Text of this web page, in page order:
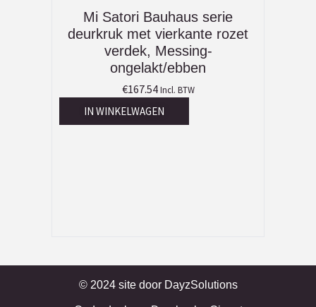
Mi Satori Bauhaus serie
deurkruk met vierkante rozet
verdek, Messing-
ongelakt/ebben
€167.54 Incl. BTW
IN WINKELWAGEN
© 2024 site door DayzSolutions